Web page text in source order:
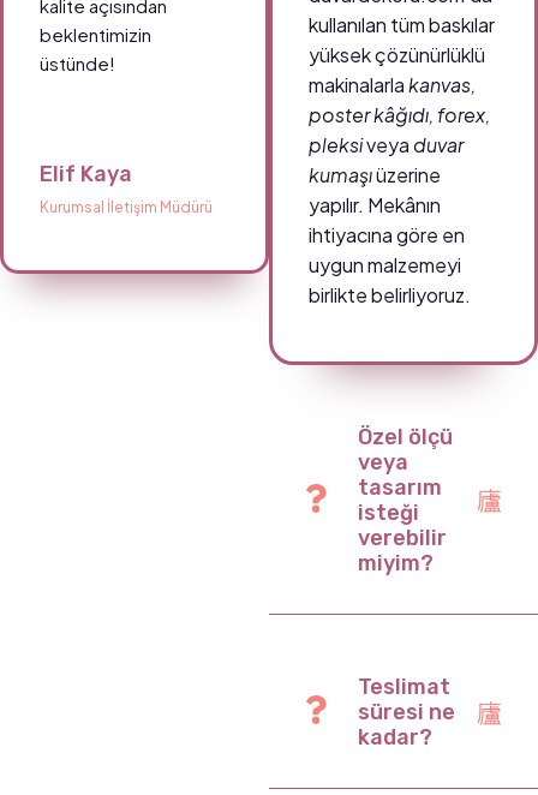
kalite açısından
beklentimizin
üstünde!
Elif Kaya
Kurumsal İletişim Müdürü
kullanılan tüm baskılar
yüksek çözünürlüklü
makinalarlakanvas,
poster kâğıdı, forex,
pleksiveya duvar
kumaşıüzerine
yapılır. Mekânın
ihtiyacına göre en
uygun malzemeyi
birlikte belirliyoruz.
Özel ölçü
veya
tasarım
isteği
verebilir
miyim?
Teslimat
süresi ne
kadar?